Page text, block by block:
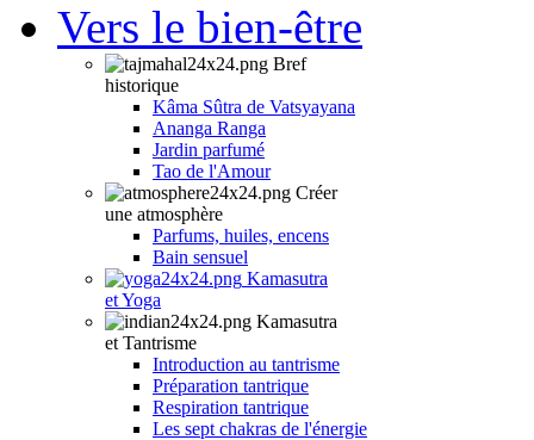
Vers le bien-être
Bref
historique
Kâma Sûtra de Vatsyayana
Ananga Ranga
Jardin parfumé
Tao de l'Amour
Créer
une atmosphère
Parfums, huiles, encens
Bain sensuel
Kamasutra
et Yoga
Kamasutra
et Tantrisme
Introduction au tantrisme
Préparation tantrique
Respiration tantrique
Les sept chakras de l'énergie